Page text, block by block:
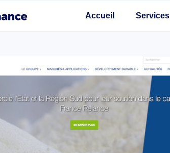
Accueil Services